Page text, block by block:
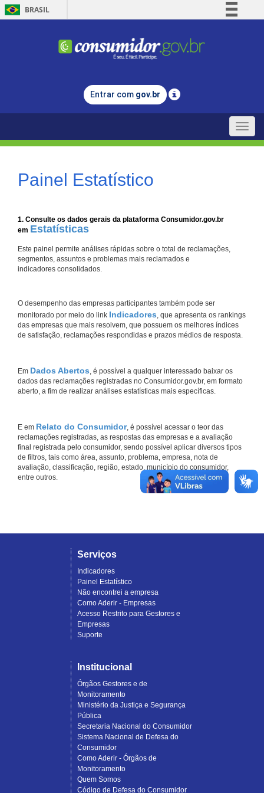
BRASIL
Comunica BR
Legislação
Entrar com gov.br
Toggle
Painel Estatístico
1. Consulte os dados gerais da plataforma Consumidor.gov.br
em Estatísticas
Este painel permite análises rápidas sobre o total de reclamações,
segmentos, assuntos e problemas mais reclamados e
indicadores consolidados.
O desempenho das empresas participantes também pode ser
monitorado por meio do link Indicadores, que apresenta os rankings
das empresas que mais resolvem, que possuem os melhores índices
de satisfação, reclamações respondidas e prazos médios de resposta.
Em Dados Abertos, é possível a qualquer interessado baixar os
dados das reclamações registradas no Consumidor.gov.br, em formato
aberto, a fim de realizar análises estatísticas mais específicas.
E em Relato do Consumidor, é possível acessar o teor das
reclamações registradas, as respostas das empresas e a avaliação
final registrada pelo consumidor, sendo possível aplicar diversos tipos
de filtros, tais como área, assunto, problema, empresa, nota de
avaliação, classificação, região, estado, município do consumidor,
entre outros.
Serviços
Indicadores
Painel Estatístico
Não encontrei a empresa
Como Aderir - Empresas
Acesso Restrito para Gestores e
Empresas
Suporte
Institucional
Órgãos Gestores e de
Monitoramento
Ministério da Justiça e Segurança
Pública
Secretaria Nacional do Consumidor
Sistema Nacional de Defesa do
Consumidor
Como Aderir - Órgãos de
Monitoramento
Quem Somos
Código de Defesa do Consumidor